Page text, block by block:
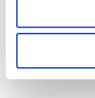
Ayarlar
Metnimizi
okumak ve